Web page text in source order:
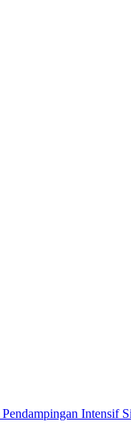
Intensif